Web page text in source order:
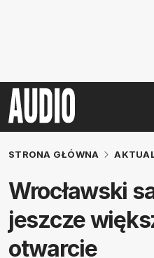
STRONA GŁÓWNA
Wrocławski
jeszcze
otwarcie